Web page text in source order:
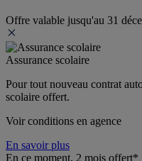
Offre valable jusqu'au 31
Assurance scolaire
Pour tout nouveau contrat
scolaire offert.
Voir conditions en agence
En savoir plus
En ce moment, 2 mois offert*